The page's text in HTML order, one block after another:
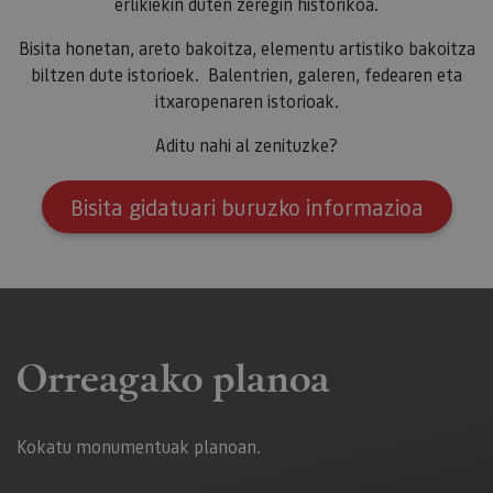
Bisita honetan, areto bakoitza, elementu artistiko bakoitza
biltzen dute istorioek. Balentrien, galeren, fedearen eta
itxaropenaren istorioak.
Aditu nahi al zenituzke?
Bisita gidatuari buruzko informazioa
Orreagako planoa
Kokatu monumentuak planoan.